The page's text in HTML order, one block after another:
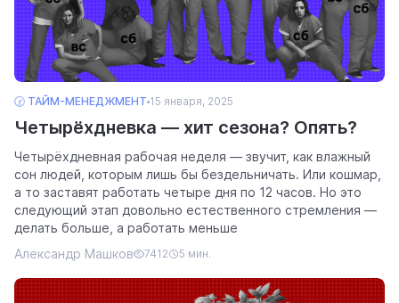
цены
тарифные планы для любых команд
помощь
помогаем научиться работать в Weeek
🕝 ТАЙМ-МЕНЕДЖМЕНТ 15 января, 2025
Четырёхдневка — хит сезона? Опять?
Четырёхдневная рабочая неделя — звучит, как влажный
сон людей, которым лишь бы бездельничать. Или кошмар,
а то заставят работать четыре дня по 12 часов. Но это
следующий этап довольно естественного стремления —
делать больше, а работать меньше
Александр Машков
7412 5 мин.